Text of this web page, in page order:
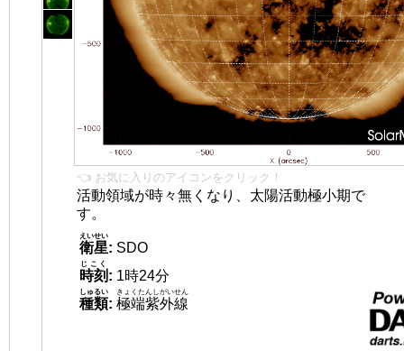
👈 お気に入りのアイコンをクリック！
活動領域が時々無くなり、太陽活動極小期で
す。
衛星
えいせい
: SDO
時刻
じこく
: 1時24分
種類
しゅるい
: 極端紫外線
きょくたんしがいせん